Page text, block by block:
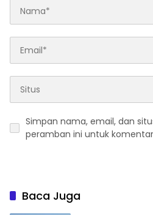
Simpan nama, email, dan
peramban ini untuk
Baca Juga